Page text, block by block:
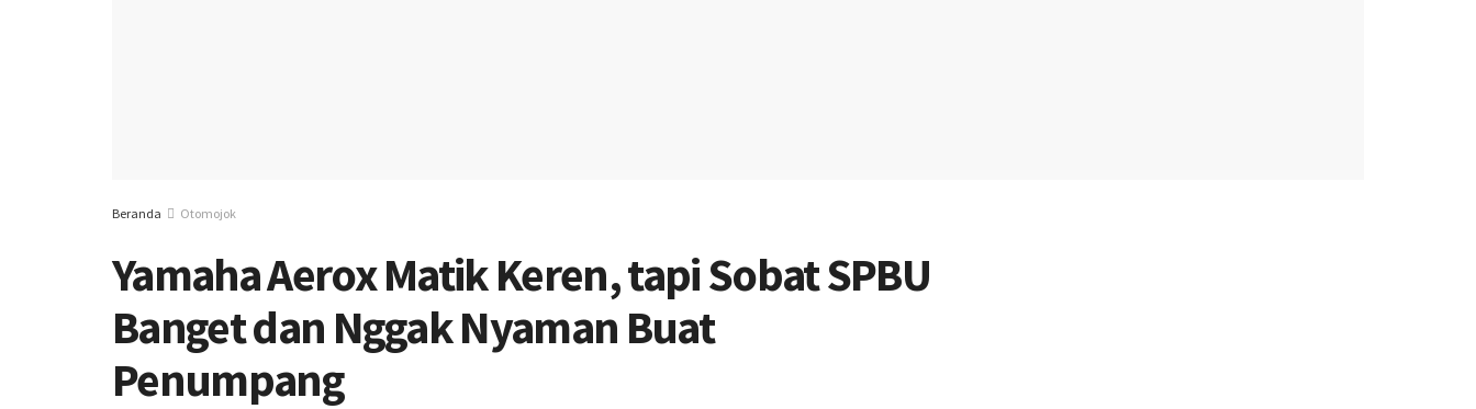
Beranda Otomojok
Yamaha Aerox Matik Keren, tapi Sobat SPBU
Banget dan Nggak Nyaman Buat
Penumpang